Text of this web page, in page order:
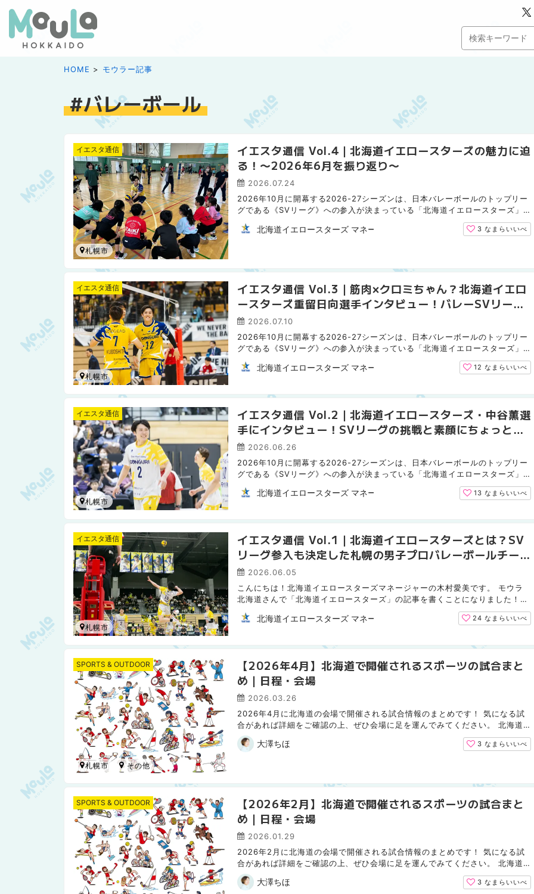
HOME モウラー記事
バレーボール
イエスタ通信 Vol.4｜北海道イエロースターズの魅力に迫
る！〜2026年6月を振り返り〜
2026.07.24
2026年10月に開幕する2026-27シーズンは、日本バレーボールのトップリー
グである《SVリーグ》への参入が決まっている「北海道イエロースターズ」
（略称：イエスタ）。MouLa HOKKAIDOでは、『イエスタ通信』と題し...
北海道イエロースターズ マネージャー 3なまらいいべ
イエスタ通信
札幌市
イエスタ通信 Vol.3｜筋肉×クロミちゃん？北海道イエロ
ースターズ重留日向選手インタビュー！バレーSVリーグ
への挑戦と素顔
2026.07.10
2026年10月に開幕する2026-27シーズンは、日本バレーボールのトップリー
グである《SVリーグ》への参入が決まっている「北海道イエロースターズ」
（略称：イエスタ）。MouLa HOKKAIDOでは、『イエスタ通信』と題し...
北海道イエロースターズ マネージャー 12なまらいいべ
イエスタ通信
札幌市
イエスタ通信 Vol.2｜北海道イエロースターズ・中谷薫選
手にインタビュー！SVリーグの挑戦と素顔にちょっと近
づく2026.06.26
2026年10月に開幕する2026-27シーズンは、日本バレーボールのトップリー
グである《SVリーグ》への参入が決まっている「北海道イエロースターズ」
（略称：イエスタ）。MouLa HOKKAIDOでは、『イエスタ通信』と題し...
北海道イエロースターズ マネージャー 13なまらいいべ
イエスタ通信
札幌市
イエスタ通信 Vol.1｜北海道イエロースターズとは？SV
リーグ参入も決定した札幌の男子プロバレーボールチーム
を紹介
2026.06.05
こんにちは！北海道イエロースターズマネージャーの木村愛美です。 モウラ
北海道さんで「北海道イエロースターズ」の記事を書くことになりました！ウ
ェブメディアを通して、チームのことを知っていただけるととて...
北海道イエロースターズ マネージャー 24なまらいいべ
イエスタ通信
札幌市
【2026年4月】北海道で開催されるスポーツの試合まと
め｜日程・会場
2026.03.26
2026年4月に北海道の会場で開催される試合情報のまとめです！ 気になる試
合があれば詳細をご確認の上、ぜひ会場に足を運んでみてください。 北海道
日本ハムファイターズ（野球） 北海道コンサドーレ札幌（サッカ...
大澤ちほ 3なまらいいべ
SPORTS & OUTDOOR
札幌市
【2026年2月】北海道で開催されるスポーツの試合まと
め｜日程・会場
2026.01.29
2026年2月に北海道の会場で開催される試合情報のまとめです！ 気になる試
合があれば詳細をご確認の上、ぜひ会場に足を運んでみてください。 北海道
日本ハムファイターズ（野球） 2月は北海道での試合はありません...
大澤ちほ 3なまらいいべ
SPORTS & OUTDOOR